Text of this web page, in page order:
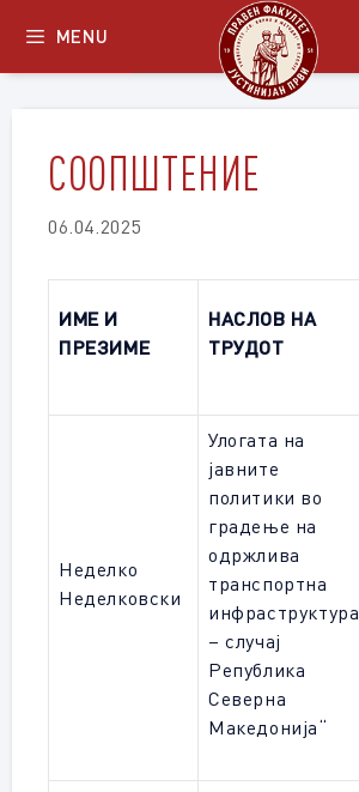
content
MENU
СООПШТЕНИЕ
06.04.2025
ИМЕ И
ПРЕЗИМЕ
НАСЛОВ НА
ТРУДОТ
Неделко
Неделковски
Улогата на
јавните
политики во
градење на
одржлива
транспортна
инфраструктура
– случај
Република
Северна
Македонија“